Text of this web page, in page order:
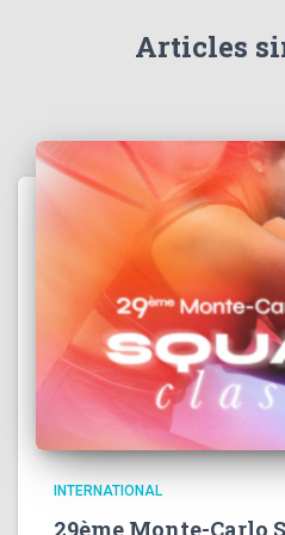
Articles
INTERNATIONAL
29ème Monte-Carlo